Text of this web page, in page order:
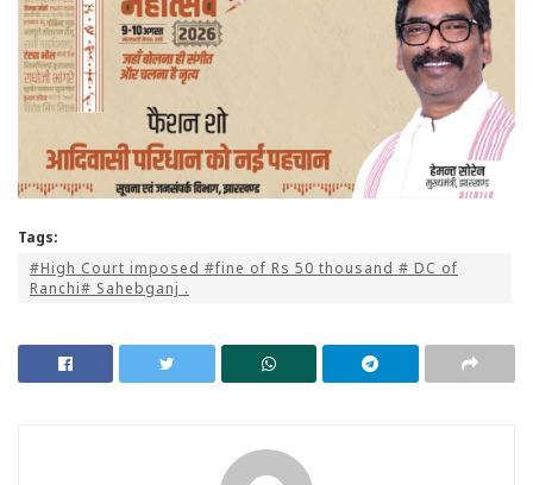
Tags:
#High Court imposed #fine of Rs 50 thousand # DC of
Ranchi# Sahebganj .